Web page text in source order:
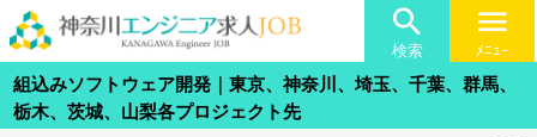

検索
menu
ﾒﾆｭｰ
組込みソフトウェア開発｜東京、神奈川、埼玉、千葉、群馬、
栃木、茨城、山梨各プロジェクト先